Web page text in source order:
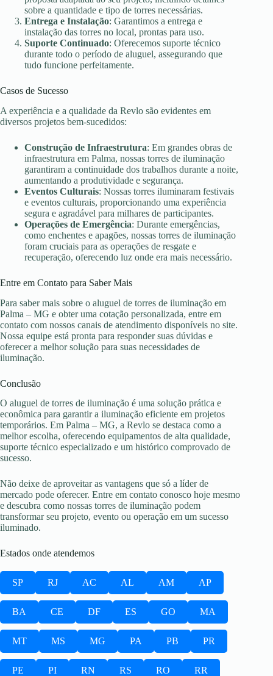
sobre a quantidade e tipo de torres necessárias.
Entrega e Instalação: Garantimos a entrega e
instalação das torres no local, prontas para uso.
Suporte Continuado: Oferecemos suporte técnico
durante todo o período de aluguel, assegurando que
tudo funcione perfeitamente.
Casos de Sucesso
A experiência e a qualidade da Revlo são evidentes em
diversos projetos bem-sucedidos:
Construção de Infraestrutura: Em grandes obras de
infraestrutura em Palma, nossas torres de iluminação
garantiram a continuidade dos trabalhos durante a noite,
aumentando a produtividade e segurança.
Eventos Culturais: Nossas torres iluminaram festivais
e eventos culturais, proporcionando uma experiência
segura e agradável para milhares de participantes.
Operações de Emergência: Durante emergências,
como enchentes e apagões, nossas torres de iluminação
foram cruciais para as operações de resgate e
recuperação, oferecendo luz onde era mais necessário.
Entre em Contato para Saber Mais
Para saber mais sobre o aluguel de torres de iluminação em
Palma – MG e obter uma cotação personalizada, entre em
contato com nossos canais de atendimento disponíveis no site.
Nossa equipe está pronta para responder suas dúvidas e
oferecer a melhor solução para suas necessidades de
iluminação.
Conclusão
O aluguel de torres de iluminação é uma solução prática e
econômica para garantir a iluminação eficiente em projetos
temporários. Em Palma – MG, a Revlo se destaca como a
melhor escolha, oferecendo equipamentos de alta qualidade,
suporte técnico especializado e um histórico comprovado de
sucesso.
Não deixe de aproveitar as vantagens que só a líder de
mercado pode oferecer. Entre em contato conosco hoje mesmo
e descubra como nossas torres de iluminação podem
transformar seu projeto, evento ou operação em um sucesso
iluminado.
Estados onde atendemos
SP RJ AC AL AM AP
BA CE DF ES GO MA
MT MS MG PA PB PR
PE PI RN RS RO RR